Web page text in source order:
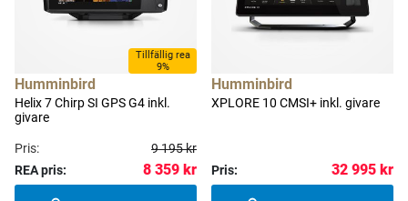
Tillfällig rea
9%
Humminbird
Helix 7 Chirp SI GPS G4 inkl.
givare
Pris:
9 195 kr
REA pris:
8 359 kr
Humminbird
XPLORE 10 CMSI+ inkl. givare
Pris: 32 995 kr